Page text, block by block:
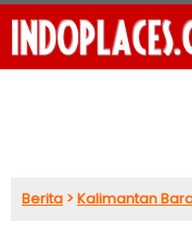
Berita >Kalimantan